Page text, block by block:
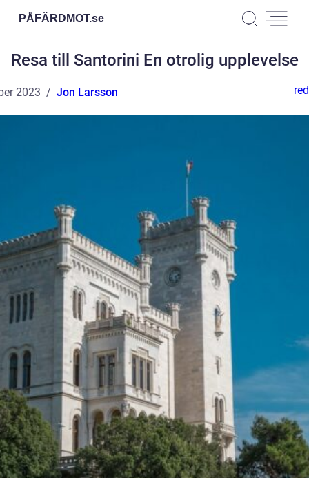
PÅFÄRDMOT.se
Resa till Santorini En otrolig upplevelse
2023 Jon Larsson